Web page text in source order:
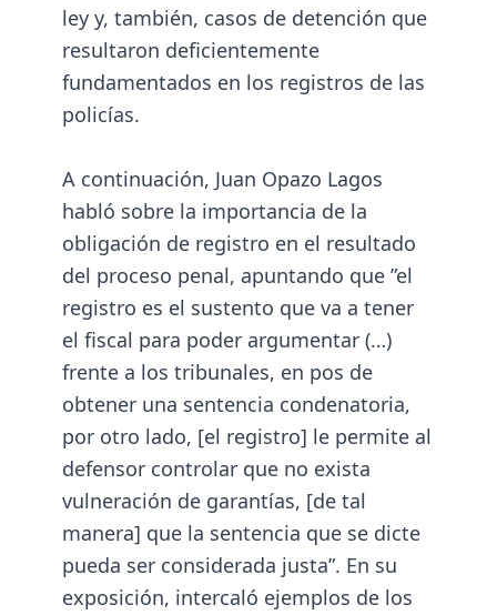
ley y, también, casos de detención que
resultaron deficientemente
fundamentados en los registros de las
policías.
A continuación, Juan Opazo Lagos
habló sobre la importancia de la
obligación de registro en el resultado
del proceso penal, apuntando que ”el
registro es el sustento que va a tener
el fiscal para poder argumentar (…)
frente a los tribunales, en pos de
obtener una sentencia condenatoria,
por otro lado, [el registro] le permite al
defensor controlar que no exista
vulneración de garantías, [de tal
manera] que la sentencia que se dicte
pueda ser considerada justa”. En su
exposición, intercaló ejemplos de los